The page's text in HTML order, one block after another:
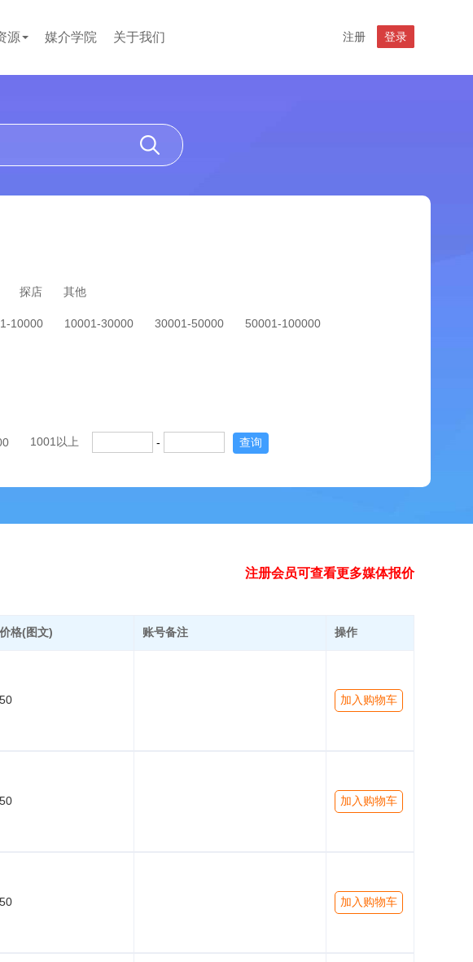
源
文案代写
百度百科
媒介学院 关于我们 注册 登录
探店 其他
10000 10001-30000 30001-50000
50001-100000
1001以上 - 查询
注册会员可查看更多媒体报价
价格(图文) 账号备注 操作
加入购物车
加入购物车
加入购物车